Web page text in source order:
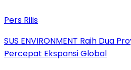
Pers Rilis
SUS ENVIRONMENT Raih Dua
Percepat Ekspansi Global